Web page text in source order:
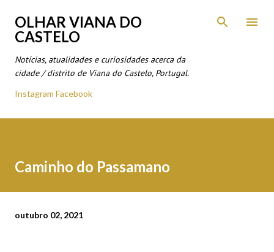
Avançar para o conteúdo principal
OLHAR VIANA DO
CASTELO
Notícias, atualidades e curiosidades acerca da
cidade / distrito de Viana do Castelo, Portugal.
Instagram Facebook
Caminho do Passamano
outubro 02, 2021